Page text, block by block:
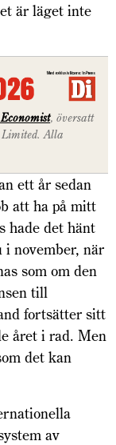
är läget inte
, översatt
Limited. Alla
ett år sedan
att ha på mitt
hade det hänt
november, när
som om den
till
fortsätter sitt
året i rad. Men
det kan
av